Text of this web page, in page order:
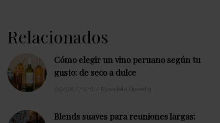
Relacionados
Cómo elegir un vino peruano según tu
gusto: de seco a dulce
Blends suaves para reuniones largas: